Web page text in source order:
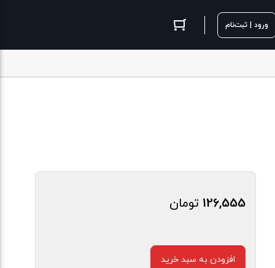
ورود | ثبت‌نام
126,555 تومان
افزودن به سبد خرید